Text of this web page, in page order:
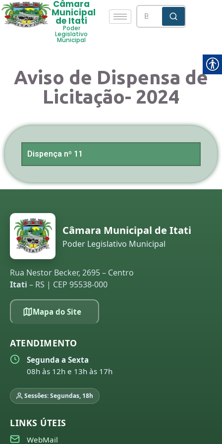
Câmara
Municipal
de Itati
Poder
Legislativo
Municipal
Aviso de Dispensa de
Licitação- 2024
Dispença nº 11
Câmara Municipal de Itati
Poder Legislativo Municipal
Rua Nestor Becker, 2695 – Centro
Itati – RS | CEP 95538-000
Mapa do Site
ATENDIMENTO
Segunda a Sexta
08h às 12h e 13h às 17h
Sessões: Segundas, 18h
LINKS ÚTEIS
WebMail